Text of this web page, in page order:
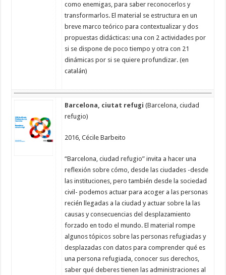
como enemigas, para saber reconocerlos y
transformarlos. El material se estructura en un
breve marco teórico para contextualizar y dos
propuestas didácticas: una con 2 actividades por
si se dispone de poco tiempo y otra con 21
dinámicas por si se quiere profundizar. (en
catalán)
Barcelona, ciutat refugi(Barcelona, ciudad
refugio)
2016, Cécile Barbeito
“Barcelona, ciudad refugio” invita a hacer una
reflexión sobre cómo, desde las ciudades -desde
las instituciones, pero también desde la sociedad
civil- podemos actuar para acoger a las personas
recién llegadas a la ciudad y actuar sobre la las
causas y consecuencias del desplazamiento
forzado en todo el mundo. El material rompe
algunos tópicos sobre las personas refugiadas y
desplazadas con datos para comprender qué es
una persona refugiada, conocer sus derechos,
saber qué deberes tienen las administraciones al